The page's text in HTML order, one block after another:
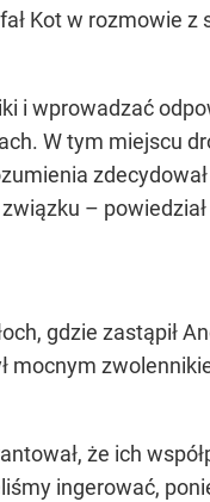
Kot w rozmowie z
i wprowadzać
W tym miejscu
–
gdzie zastąpił
mocnym
że ich
ingerować,